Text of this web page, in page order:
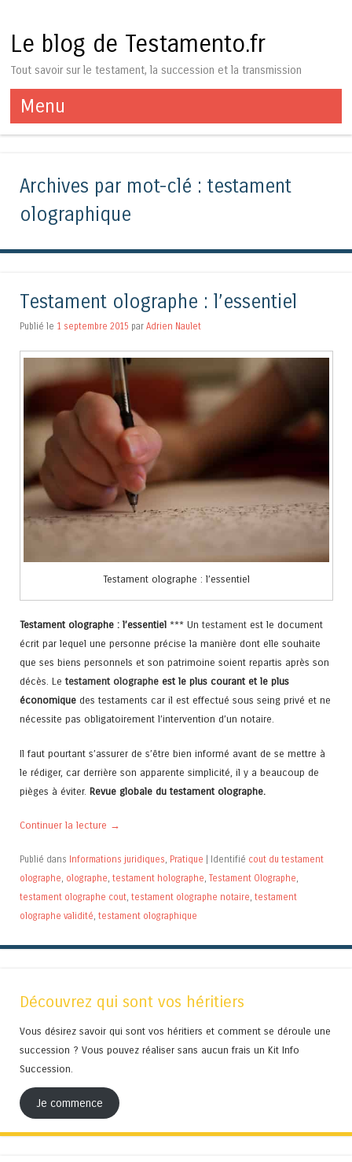
Le blog de Testamento.fr
Tout savoir sur le testament, la succession et la transmission
Menu
Aller au contenu
Archives par mot-clé : testament
olographique
Testament olographe : l’essentiel
Publié le 1 septembre 2015 par Adrien Naulet
Testament olographe : l’essentiel
Testament olographe : l’essentiel *** Untestament est le document
écrit par lequel une personne précise la manière dont elle souhaite
que ses biens personnels et son patrimoine soient repartis après son
décès. Le testament olographe est le plus courant et le plus
économique des testaments car il est effectué sous seing privé et ne
nécessite pas obligatoirement l’intervention d’un notaire.
Il faut pourtant s’assurer de s’être bien informé avant de se mettre à
le rédiger, car derrière son apparente simplicité, il y a beaucoup de
pièges à éviter. Revue globale du testament olographe.
Continuer la lecture →
Publié dans Informations juridiques, Pratique Identifié cout du testament
olographe, olographe, testament holographe, Testament Olographe,
testament olographe cout, testament olographe notaire, testament
olographe validité, testament olographique
Découvrez qui sont vos héritiers
Vous désirez savoir qui sont vos héritiers et comment se déroule une
succession ? Vous pouvez réaliser sans aucun frais un Kit Info
Succession.
Je commence